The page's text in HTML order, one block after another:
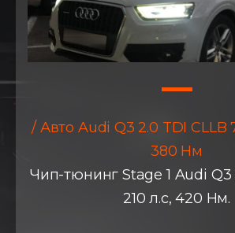
/ Авто Audi Q3 2.0 TDI CLLB
380 Нм
Чип-тюнинг Stage 1 Audi Q3
210 л.с, 420 Нм.